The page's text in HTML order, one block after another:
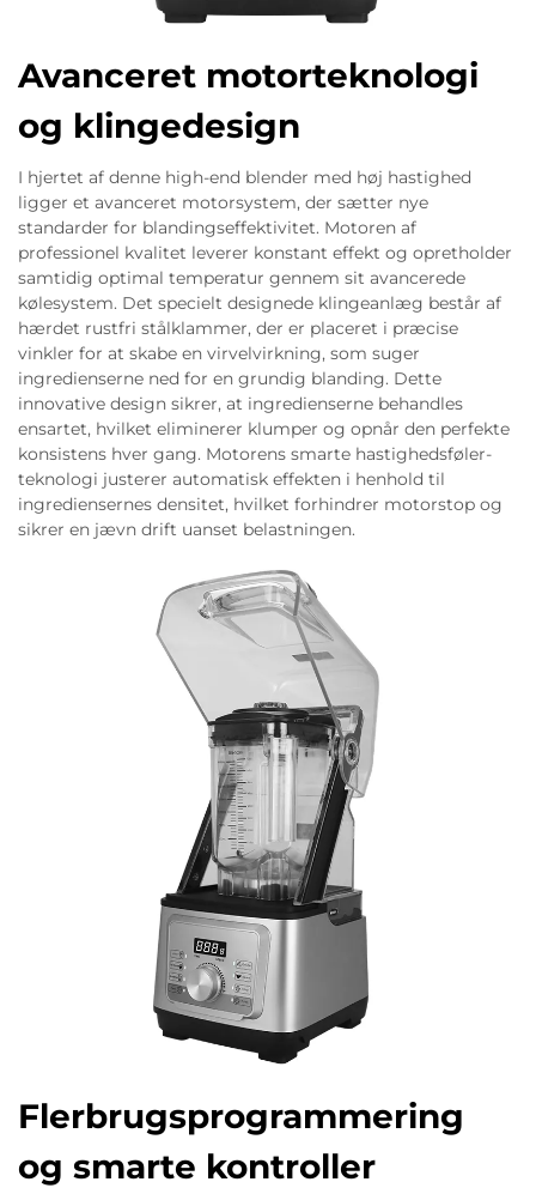
Avanceret motorteknologi
og klingedesign
I hjertet af denne high-end blender med høj hastighed
ligger et avanceret motorsystem, der sætter nye
standarder for blandingseffektivitet. Motoren af
professionel kvalitet leverer konstant effekt og opretholder
samtidig optimal temperatur gennem sit avancerede
kølesystem. Det specielt designede klingeanlæg består af
hærdet rustfri stålklammer, der er placeret i præcise
vinkler for at skabe en virvelvirkning, som suger
ingredienserne ned for en grundig blanding. Dette
innovative design sikrer, at ingredienserne behandles
ensartet, hvilket eliminerer klumper og opnår den perfekte
konsistens hver gang. Motorens smarte hastighedsføler-
teknologi justerer automatisk effekten i henhold til
ingrediensernes densitet, hvilket forhindrer motorstop og
sikrer en jævn drift uanset belastningen.
Flerbrugsprogrammering
og smarte kontroller